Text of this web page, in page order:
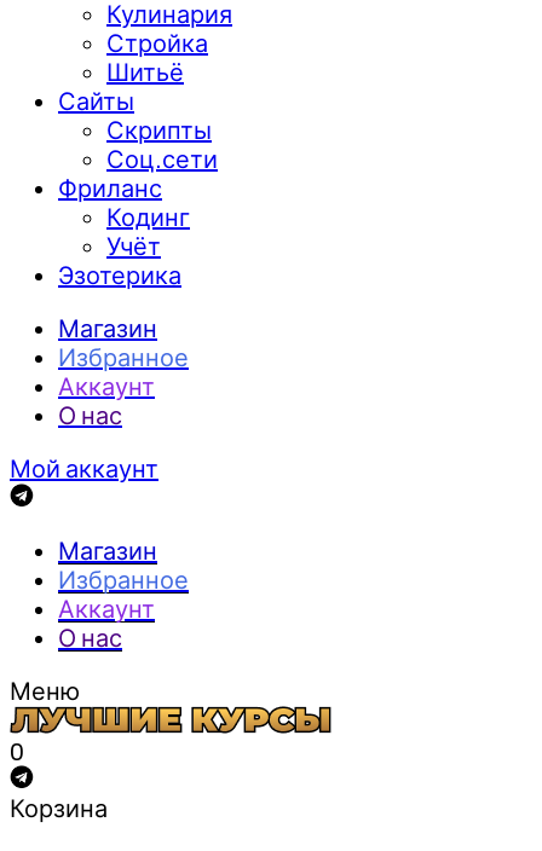
Кулинария
Стройка
Шитьё
Сайты
Скрипты
Соц.сети
Фриланс
Кодинг
Учёт
Эзотерика
Магазин
Избранное
Аккаунт
О нас
Мой аккаунт
Магазин
Избранное
Аккаунт
О нас
Меню
0
Корзина